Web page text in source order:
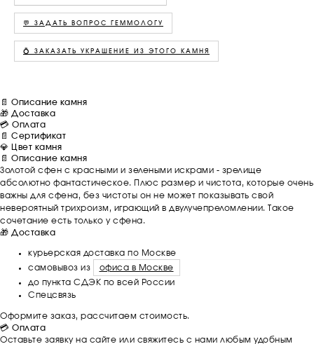
💬 ЗАДАТЬ ВОПРОС ГЕММОЛОГУ
💍 ЗАКАЗАТЬ УКРАШЕНИЕ ИЗ ЭТОГО КАМНЯ
📄 Описание камня
🎁 Доставка
💳 Оплата
📄 Сертификат
💎 Цвет камня
📄 Описание камня
Золотой сфен с красными и зелеными искрами - зрелище
абсолютно фантастическое. Плюс размер и чистота, которые очень
важны для сфена, без чистоты он не может показывать свой
невероятный трихроизм, играющий в двулучепреломлении. Такое
сочетание есть только у сфена.
🎁 Доставка
курьерская доставка по Москве
самовывоз из
офиса в Москве
до пункта СДЭК по всей России
Спецсвязь
Оформите заказ, рассчитаем стоимость.
💳 Оплата
Оставьте заявку на сайте или свяжитесь с нами любым удобным